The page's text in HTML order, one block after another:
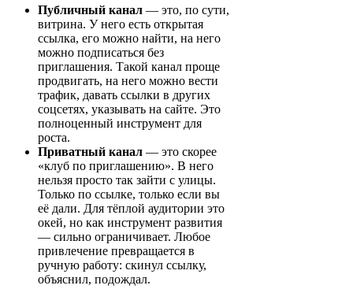
Публичный канал — это, по сути,
витрина. У него есть открытая
ссылка, его можно найти, на него
можно подписаться без
приглашения. Такой канал проще
продвигать, на него можно вести
трафик, давать ссылки в других
соцсетях, указывать на сайте. Это
полноценный инструмент для
роста.
Приватный канал — это скорее
«клуб по приглашению». В него
нельзя просто так зайти с улицы.
Только по ссылке, только если вы
её дали. Для тёплой аудитории это
окей, но как инструмент развития
— сильно ограничивает. Любое
привлечение превращается в
ручную работу: скинул ссылку,
объяснил, подождал.